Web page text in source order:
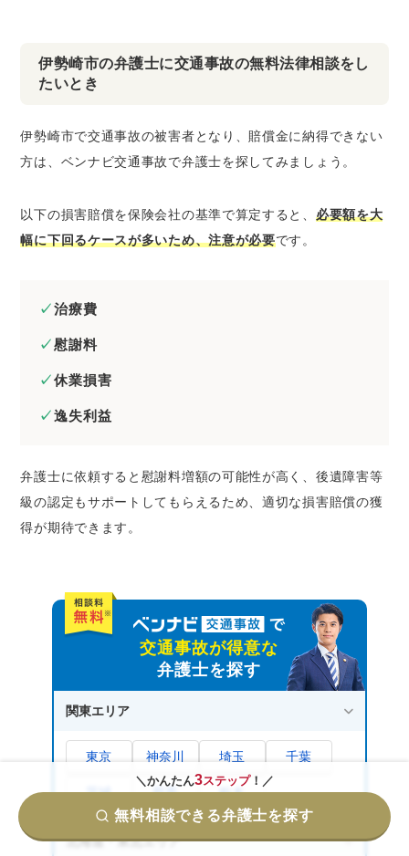
伊勢崎市の弁護士に交通事故の無料法律相談をし
たいとき
伊勢崎市で交通事故の被害者となり、賠償金に納得できない
方は、ベンナビ交通事故で弁護士を探してみましょう。
以下の損害賠償を保険会社の基準で算定すると、 必要額を大
幅に下回るケースが多いため、注意が必要です。
治療費
慰謝料
休業損害
逸失利益
弁護士に依頼すると慰謝料増額の可能性が高く、後遺障害等
級の認定もサポートしてもらえるため、適切な損害賠償の獲
得が期待できます。
交通事故が得意な
弁護士を探す
関東エリア
東京 神奈川 埼玉 千葉
茨城 群馬 栃木
北海道・東北エリア
＼かんたん3ステップ！／
無料相談できる弁護士を探す